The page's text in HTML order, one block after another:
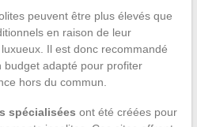
peuvent être plus élevés que
en raison de leur
Il est donc recommandé
adapté pour profiter
hors du commun.
spécialisées ont été créées pour